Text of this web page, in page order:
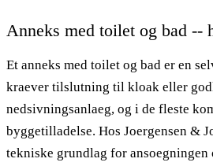
Anneks med toilet og bad --
Et anneks med toilet og bad er en
kraever tilslutning til kloak eller
nedsivningsanlaeg, og i de fleste
byggetilladelse. Hos Joergensen &
tekniske grundlag for ansoegningen